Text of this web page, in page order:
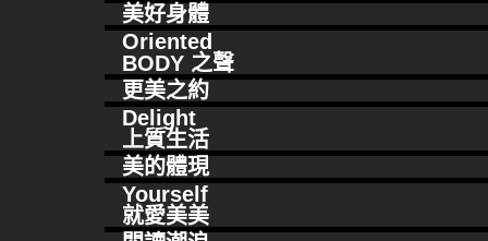
美好身體
Oriented
BODY 之聲
更美之約
Delight
上質生活
美的體現
Yourself
就愛美美